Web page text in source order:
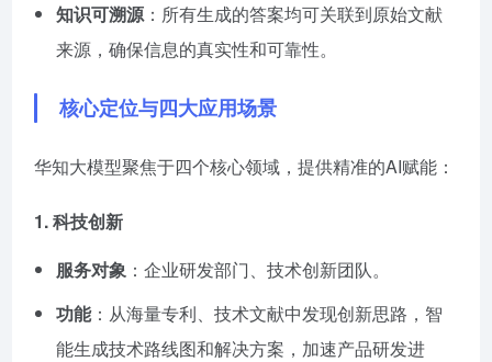
知识可溯源：所有生成的答案均可关联到原始文献
来源，确保信息的真实性和可靠性。
核心定位与四大应用场景
华知大模型聚焦于四个核心领域，提供精准的AI赋能：
1.科技创新
服务对象 ：企业研发部门、技术创新团队。
功能：从海量专利、技术文献中发现创新思路，智
能生成技术路线图和解决方案，加速产品研发进